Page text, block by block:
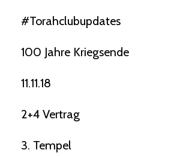
#torahclubupdates
100 Jahre Kriegsende
11.11.18
2+4 Vertrag
3. Tempel